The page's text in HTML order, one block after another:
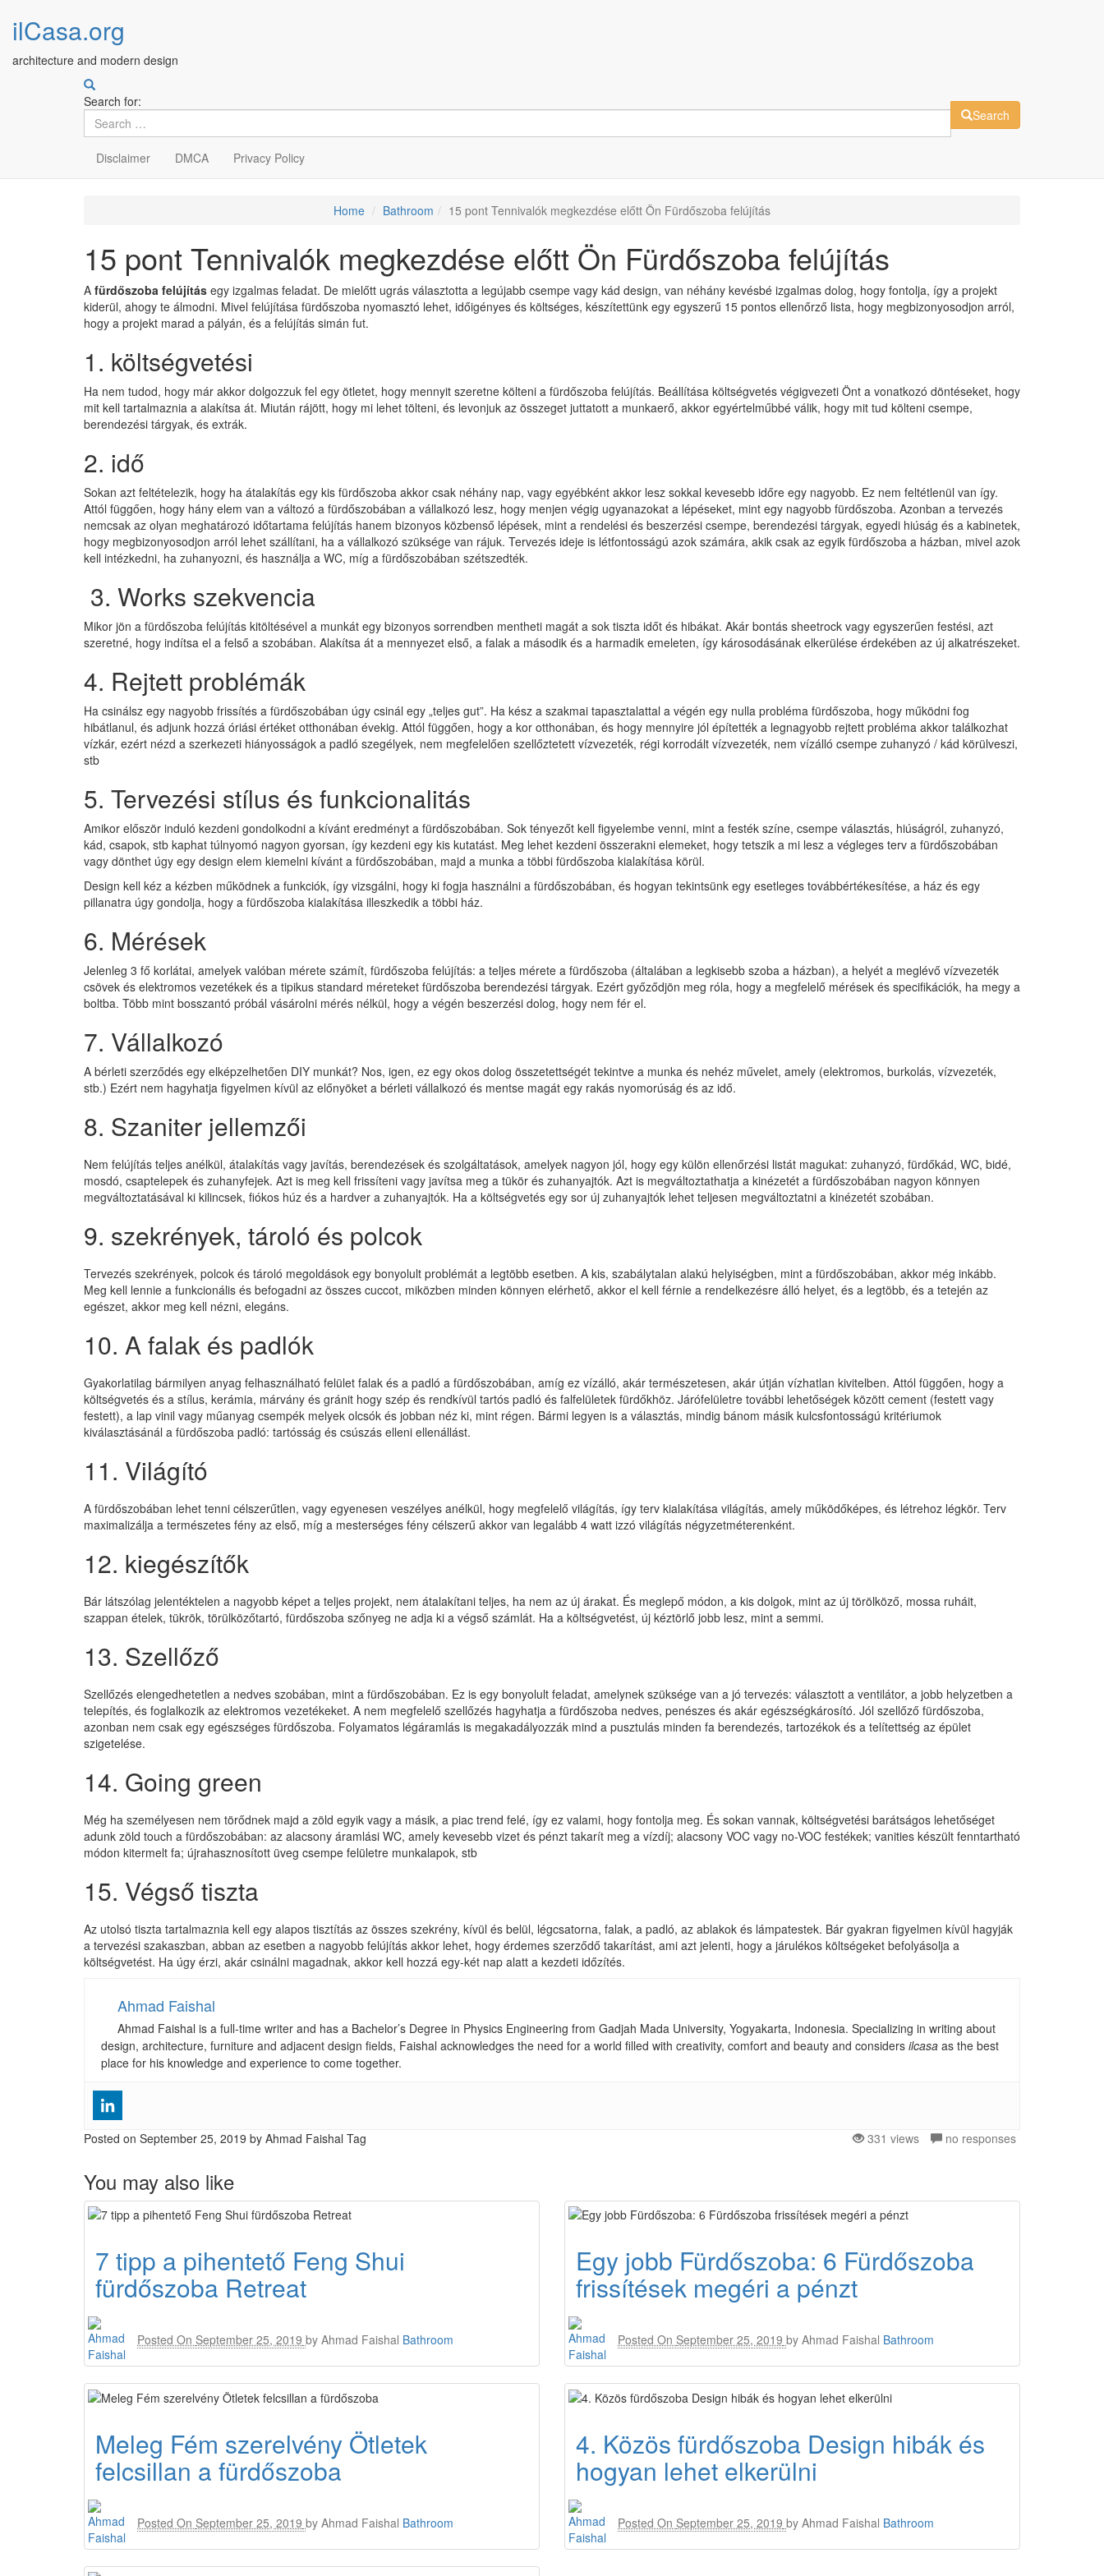
ilCasa.org
architecture and modern design
Search for:
Search
Disclaimer DMCA Privacy Policy
Home Bathroom 15 pont Tennivalók megkezdése előtt Ön Fürdőszoba felújítás
15 pont Tennivalók megkezdése előtt Ön Fürdőszoba felújítás
A fürdőszoba felújítás egy izgalmas feladat. De mielőtt ugrás választotta a legújabb csempe vagy kád design, van néhány kevésbé izgalmas dolog, hogy fontolja, így a projekt
kiderül, ahogy te álmodni. Mivel felújítása fürdőszoba nyomasztó lehet, időigényes és költséges, készítettünk egy egyszerű 15 pontos ellenőrző lista, hogy megbizonyosodjon arról,
hogy a projekt marad a pályán, és a felújítás simán fut.
1. költségvetési
Ha nem tudod, hogy már akkor dolgozzuk fel egy ötletet, hogy mennyit szeretne költeni a fürdőszoba felújítás. Beállítása költségvetés végigvezeti Önt a vonatkozó döntéseket, hogy
mit kell tartalmaznia a alakítsa át. Miután rájött, hogy mi lehet tölteni, és levonjuk az összeget juttatott a munkaerő, akkor egyértelműbbé válik, hogy mit tud költeni csempe,
berendezési tárgyak, és extrák.
2. idő
Sokan azt feltételezik, hogy ha átalakítás egy kis fürdőszoba akkor csak néhány nap, vagy egyébként akkor lesz sokkal kevesebb időre egy nagyobb. Ez nem feltétlenül van így.
Attól függően, hogy hány elem van a változó a fürdőszobában a vállalkozó lesz, hogy menjen végig ugyanazokat a lépéseket, mint egy nagyobb fürdőszoba. Azonban a tervezés
nemcsak az olyan meghatározó időtartama felújítás hanem bizonyos közbenső lépések, mint a rendelési és beszerzési csempe, berendezési tárgyak, egyedi hiúság és a kabinetek,
hogy megbizonyosodjon arról lehet szállítani, ha a vállalkozó szüksége van rájuk. Tervezés ideje is létfontosságú azok számára, akik csak az egyik fürdőszoba a házban, mivel azok
kell intézkedni, ha zuhanyozni, és használja a WC, míg a fürdőszobában szétszedték.
3. Works szekvencia
Mikor jön a fürdőszoba felújítás kitöltésével a munkát egy bizonyos sorrendben mentheti magát a sok tiszta időt és hibákat. Akár bontás sheetrock vagy egyszerűen festési, azt
szeretné, hogy indítsa el a felső a szobában. Alakítsa át a mennyezet első, a falak a második és a harmadik emeleten, így károsodásának elkerülése érdekében az új alkatrészeket.
4. Rejtett problémák
Ha csinálsz egy nagyobb frissítés a fürdőszobában úgy csinál egy „teljes gut”. Ha kész a szakmai tapasztalattal a végén egy nulla probléma fürdőszoba, hogy működni fog
hibátlanul, és adjunk hozzá óriási értéket otthonában évekig. Attól függően, hogy a kor otthonában, és hogy mennyire jól építették a legnagyobb rejtett probléma akkor találkozhat
vízkár, ezért nézd a szerkezeti hiányosságok a padló szegélyek, nem megfelelően szellőztetett vízvezeték, régi korrodált vízvezeték, nem vízálló csempe zuhanyzó / kád körülveszi,
stb
5. Tervezési stílus és funkcionalitás
Amikor először induló kezdeni gondolkodni a kívánt eredményt a fürdőszobában. Sok tényezőt kell figyelembe venni, mint a festék színe, csempe választás, hiúságról, zuhanyzó,
kád, csapok, stb kaphat túlnyomó nagyon gyorsan, így kezdeni egy kis kutatást. Meg lehet kezdeni összerakni elemeket, hogy tetszik a mi lesz a végleges terv a fürdőszobában
vagy dönthet úgy egy design elem kiemelni kívánt a fürdőszobában, majd a munka a többi fürdőszoba kialakítása körül.
Design kell kéz a kézben működnek a funkciók, így vizsgálni, hogy ki fogja használni a fürdőszobában, és hogyan tekintsünk egy esetleges továbbértékesítése, a ház és egy
pillanatra úgy gondolja, hogy a fürdőszoba kialakítása illeszkedik a többi ház.
6. Mérések
Jelenleg 3 fő korlátai, amelyek valóban mérete számít, fürdőszoba felújítás: a teljes mérete a fürdőszoba (általában a legkisebb szoba a házban), a helyét a meglévő vízvezeték
csövek és elektromos vezetékek és a tipikus standard méreteket fürdőszoba berendezési tárgyak. Ezért győződjön meg róla, hogy a megfelelő mérések és specifikációk, ha megy a
boltba. Több mint bosszantó próbál vásárolni mérés nélkül, hogy a végén beszerzési dolog, hogy nem fér el.
7. Vállalkozó
A bérleti szerződés egy elképzelhetően DIY munkát? Nos, igen, ez egy okos dolog összetettségét tekintve a munka és nehéz művelet, amely (elektromos, burkolás, vízvezeték,
stb.) Ezért nem hagyhatja figyelmen kívül az előnyöket a bérleti vállalkozó és mentse magát egy rakás nyomorúság és az idő.
8. Szaniter jellemzői
Nem felújítás teljes anélkül, átalakítás vagy javítás, berendezések és szolgáltatások, amelyek nagyon jól, hogy egy külön ellenőrzési listát magukat: zuhanyzó, fürdőkád, WC, bidé,
mosdó, csaptelepek és zuhanyfejek. Azt is meg kell frissíteni vagy javítsa meg a tükör és zuhanyajtók. Azt is megváltoztathatja a kinézetét a fürdőszobában nagyon könnyen
megváltoztatásával ki kilincsek, fiókos húz és a hardver a zuhanyajtók. Ha a költségvetés egy sor új zuhanyajtók lehet teljesen megváltoztatni a kinézetét szobában.
9. szekrények, tároló és polcok
Tervezés szekrények, polcok és tároló megoldások egy bonyolult problémát a legtöbb esetben. A kis, szabálytalan alakú helyiségben, mint a fürdőszobában, akkor még inkább.
Meg kell lennie a funkcionális és befogadni az összes cuccot, miközben minden könnyen elérhető, akkor el kell férnie a rendelkezésre álló helyet, és a legtöbb, és a tetején az
egészet, akkor meg kell nézni, elegáns.
10. A falak és padlók
Gyakorlatilag bármilyen anyag felhasználható felület falak és a padló a fürdőszobában, amíg ez vízálló, akár természetesen, akár útján vízhatlan kivitelben. Attól függően, hogy a
költségvetés és a stílus, kerámia, márvány és gránit hogy szép és rendkívül tartós padló és falfelületek fürdőkhöz. Járófelületre további lehetőségek között cement (festett vagy
festett), a lap vinil vagy műanyag csempék melyek olcsók és jobban néz ki, mint régen. Bármi legyen is a választás, mindig bánom másik kulcsfontosságú kritériumok
kiválasztásánál a fürdőszoba padló: tartósság és csúszás elleni ellenállást.
11. Világító
A fürdőszobában lehet tenni célszerűtlen, vagy egyenesen veszélyes anélkül, hogy megfelelő világítás, így terv kialakítása világítás, amely működőképes, és létrehoz légkör. Terv
maximalizálja a természetes fény az első, míg a mesterséges fény célszerű akkor van legalább 4 watt izzó világítás négyzetméterenként.
12. kiegészítők
Bár látszólag jelentéktelen a nagyobb képet a teljes projekt, nem átalakítani teljes, ha nem az új árakat. És meglepő módon, a kis dolgok, mint az új törölköző, mossa ruháit,
szappan ételek, tükrök, törülközőtartó, fürdőszoba szőnyeg ne adja ki a végső számlát. Ha a költségvetést, új kéztörlő jobb lesz, mint a semmi.
13. Szellőző
Szellőzés elengedhetetlen a nedves szobában, mint a fürdőszobában. Ez is egy bonyolult feladat, amelynek szüksége van a jó tervezés: választott a ventilátor, a jobb helyzetben a
telepítés, és foglalkozik az elektromos vezetékeket. A nem megfelelő szellőzés hagyhatja a fürdőszoba nedves, penészes és akár egészségkárosító. Jól szellőző fürdőszoba,
azonban nem csak egy egészséges fürdőszoba. Folyamatos légáramlás is megakadályozzák mind a pusztulás minden fa berendezés, tartozékok és a telítettség az épület
szigetelése.
14. Going green
Még ha személyesen nem törődnek majd a zöld egyik vagy a másik, a piac trend felé, így ez valami, hogy fontolja meg. És sokan vannak, költségvetési barátságos lehetőséget
adunk zöld touch a fürdőszobában: az alacsony áramlási WC, amely kevesebb vizet és pénzt takarít meg a vízdíj; alacsony VOC vagy no-VOC festékek; vanities készült fenntartható
módon kitermelt fa; újrahasznosított üveg csempe felületre munkalapok, stb
15. Végső tiszta
Az utolsó tiszta tartalmaznia kell egy alapos tisztítás az összes szekrény, kívül és belül, légcsatorna, falak, a padló, az ablakok és lámpatestek. Bár gyakran figyelmen kívül hagyják
a tervezési szakaszban, abban az esetben a nagyobb felújítás akkor lehet, hogy érdemes szerződő takarítást, ami azt jelenti, hogy a járulékos költségeket befolyásolja a
költségvetést. Ha úgy érzi, akár csinálni magadnak, akkor kell hozzá egy-két nap alatt a kezdeti időzítés.
Ahmad Faishal
Ahmad Faishal is a full-time writer and has a Bachelor’s Degree in Physics Engineering from Gadjah Mada University, Yogyakarta, Indonesia. Specializing in writing about
design, architecture, furniture and adjacent design fields, Faishal acknowledges the need for a world filled with creativity, comfort and beauty and considers ilcasa as the best
place for his knowledge and experience to come together.
Posted on September 25, 2019 by Ahmad Faishal Tag 331 views no responses
You may also like
7 tipp a pihentető Feng Shui
fürdőszoba Retreat
Posted On September 25, 2019 by Ahmad Faishal Bathroom
Egy jobb Fürdőszoba: 6 Fürdőszoba
frissítések megéri a pénzt
Posted On September 25, 2019 by Ahmad Faishal Bathroom
Meleg Fém szerelvény Ötletek
felcsillan a fürdőszoba
Posted On September 25, 2019 by Ahmad Faishal Bathroom
4. Közös fürdőszoba Design hibák és
hogyan lehet elkerülni
Posted On September 25, 2019 by Ahmad Faishal Bathroom